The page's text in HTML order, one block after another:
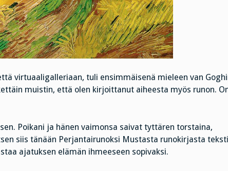
virtuaaligalleriaan, tuli ensimmäisenä mieleen van
muistin, että olen kirjoittanut aiheesta myös runon.
Poikani ja hänen vaimonsa saivat tyttären torstaina,
siis tänään Perjantairunoksi Mustasta runokirjasta
ajatuksen elämän ihmeeseen sopivaksi.